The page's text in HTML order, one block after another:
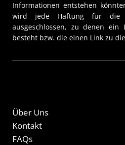
Informationen entstehen
wird jede Haftung für die
ausgeschlossen, zu denen ein
besteht bzw. die einen Link zu
Über Uns
Kontakt
FAQs